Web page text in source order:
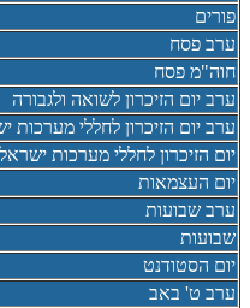
פורים
ערב פסח
חוה"מ פסח
ערב יום הזיכרון לשואה ולגבורה
ערב יום הזיכרון לחללי מערכות
יום הזיכרון לחללי מערכות
יום העצמאות
ערב שבועות
שבועות
יום הסטודנט
ערב ט' באב